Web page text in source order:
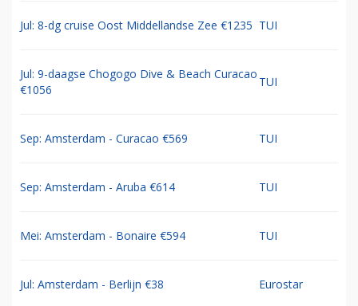
Jul: 8-dg cruise Oost Middellandse Zee €1235 TUI
Jul: 9-daagse Chogogo Dive & Beach Curacao
€1056
TUI
Sep: Amsterdam - Curacao €569 TUI
Sep: Amsterdam - Aruba €614 TUI
Mei: Amsterdam - Bonaire €594 TUI
Jul: Amsterdam - Berlijn €38 Eurostar